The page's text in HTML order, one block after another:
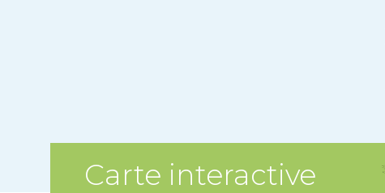
Carte interactive